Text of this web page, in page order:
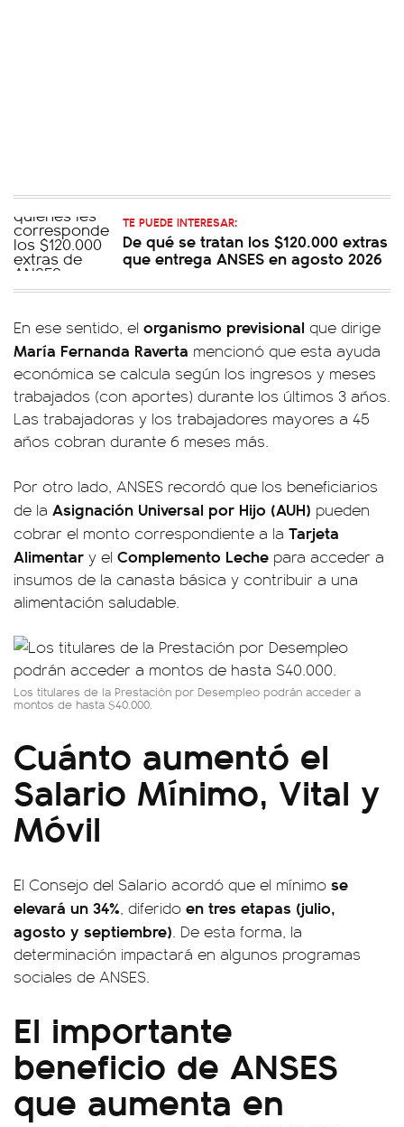
TE PUEDE INTERESAR:
De qué se tratan los $120.000 extras
que entrega ANSES en agosto 2026
En ese sentido, el organismo previsional que dirige
María Fernanda Raverta mencionó que esta ayuda
económica se calcula según los ingresos y meses
trabajados (con aportes) durante los últimos 3 años.
Las trabajadoras y los trabajadores mayores a 45
años cobran durante 6 meses más.
Por otro lado, ANSES recordó que los beneficiarios
de la Asignación Universal por Hijo (AUH) pueden
cobrar el monto correspondiente a la Tarjeta
Alimentar y el Complemento Leche para acceder a
insumos de la canasta básica y contribuir a una
alimentación saludable.
Los titulares de la Prestación por Desempleo podrán acceder a
montos de hasta $40.000.
Cuánto aumentó el
Salario Mínimo, Vital y
Móvil
El Consejo del Salario acordó que el mínimo se
elevará un 34%, diferido en tres etapas (julio,
agosto y septiembre). De esta forma, la
determinación impactará en algunos programas
sociales de ANSES.
El importante
beneficio de ANSES
que aumenta en